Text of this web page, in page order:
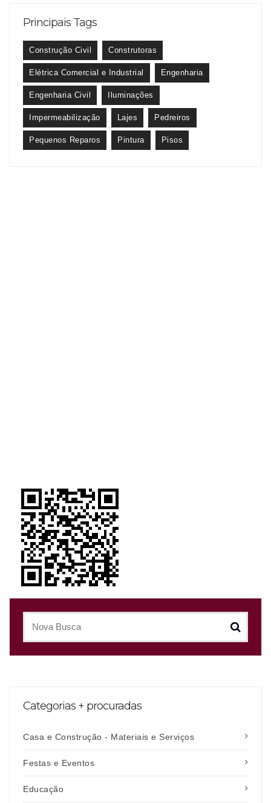
Principais Tags
Construção Civil Construtoras
Elétrica Comercial e Industrial Engenharia
Engenharia Civil Iluminações
Impermeabilização Lajes Pedreiros
Pequenos Reparos Pintura Pisos
Categorias + procuradas
Casa e Construção - Materiais e Serviços
Festas e Eventos
Educação